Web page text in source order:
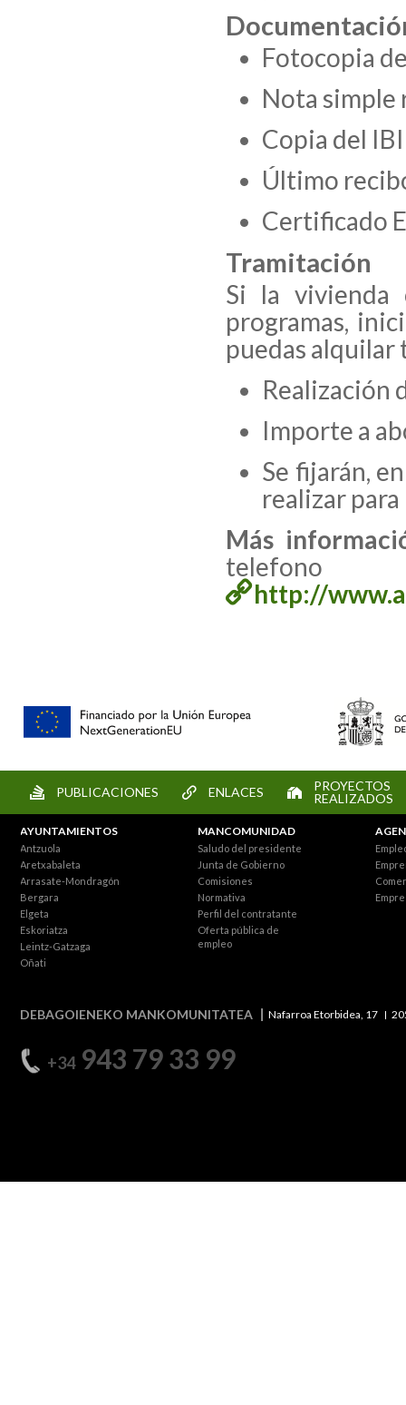
Fotocopia
Nota simple
Copia del IBI
Último
Certificado
Tramitación
Si la vivienda
programas,
puedas alquilar
Realización
Importe a
Se fijarán,
realizar
Más
http://
PUBLICACIONES ENLACES
PROYECTOS
REALIZADOS
AYUNTAMIENTOS
Antzuola
Aretxabaleta
Arrasate-Mondragón
Bergara
Elgeta
Eskoriatza
Leintz-Gatzaga
Oñati
MANCOMUNIDAD
Saludo del presidente
Junta de Gobierno
Comisiones
Normativa
Perfil del contratante
Oferta pública de
empleo
DEBAGOIENEKO MANKOMUNITATEA Nafarroa Etorbidea, 17
+34943 79 33 99